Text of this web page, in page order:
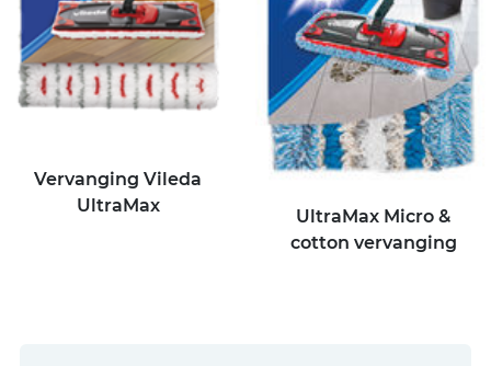
Vervanging Vileda
UltraMax
UltraMax Micro &
cotton vervanging